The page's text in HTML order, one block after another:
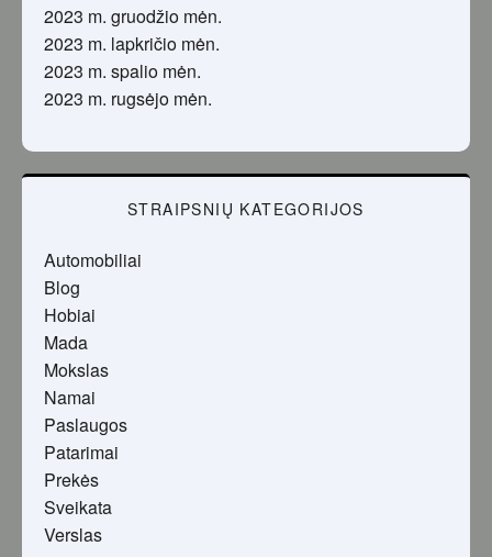
2023 m. gruodžio mėn.
2023 m. lapkričio mėn.
2023 m. spalio mėn.
2023 m. rugsėjo mėn.
STRAIPSNIŲ KATEGORIJOS
Automobiliai
Blog
Hobiai
Mada
Mokslas
Namai
Paslaugos
Patarimai
Prekės
Sveikata
Verslas